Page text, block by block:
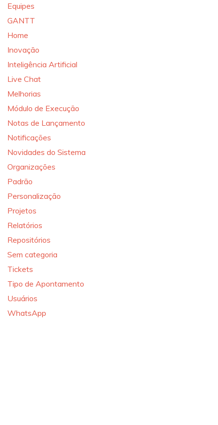
Equipes
GANTT
Home
Inovação
Inteligência Artificial
Live Chat
Melhorias
Módulo de Execução
Notas de Lançamento
Notificações
Novidades do Sistema
Organizações
Padrão
Personalização
Projetos
Relatórios
Repositórios
Sem categoria
Tickets
Tipo de Apontamento
Usuários
WhatsApp